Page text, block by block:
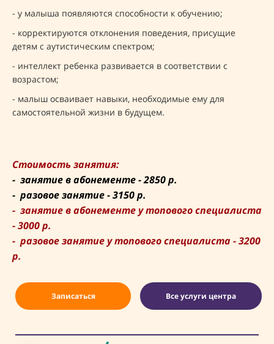
- у малыша появляются способности к обучению;
- корректируются отклонения поведения, присущие
детям с аутистическим спектром;
- интеллект ребенка развивается в соответствии с
возрастом;
- малыш осваивает навыки, необходимые ему для
самостоятельной жизни в будущем.
Стоимость занятия:
- занятие в абонементе-2850 р.
- разовое занятие-3150 р.
- занятие в абонементеутопового специалиста
-3000 р.
- разовое занятиеутопового специалиста-3200
р.
Записаться Все услуги центра